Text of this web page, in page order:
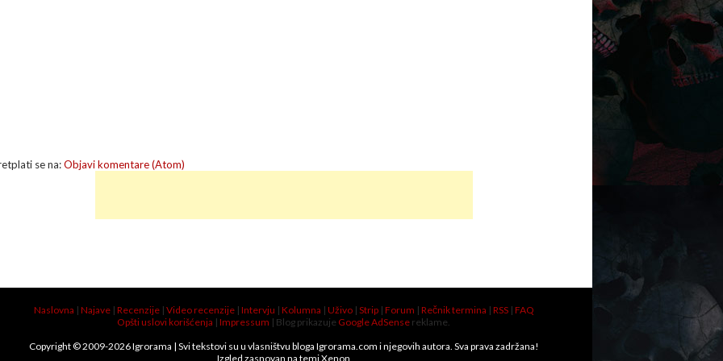
se na:Objavi komentare (Atom)
Naslovna | Najave| Recenzije| Video recenzije| Intervju | Kolumna | Uživo| Strip| Forum | Rečnik termina | RSS| FAQ
Opšti uslovi korišćenja | Impressum | Blog prikazuje Google AdSense reklame.
Copyright © 2009-2026Igrorama | Svi tekstovi su u vlasništvu bloga Igrorama.com i njegovih autora. Sva prava zadržana!
Izgled zasnovan na temiXenon